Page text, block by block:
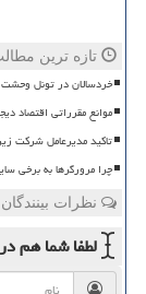
تازه ترین
خردسالان در تونل
موانع مقرراتی اقتصاد
تاکید مدیرعامل شرکت
چرا مرورگرها به برخی
نظرات
لطفا شما هم